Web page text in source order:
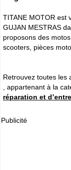
TITANE MOTOR est
GUJAN MESTRAS
proposons des
scooters, pièces
Retrouvez toutes les
, appartenant à la
réparation et
Publicité